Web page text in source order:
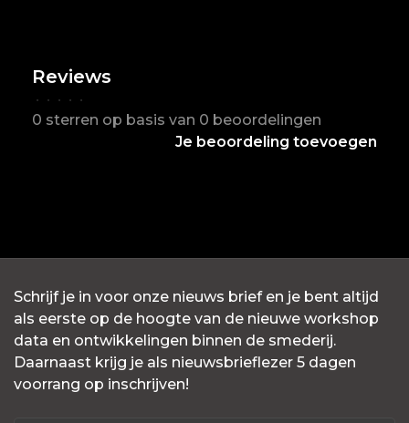
Reviews
• • • • •
0 sterren op basis van 0 beoordelingen
Je beoordeling toevoegen
Schrijf je in voor onze nieuws brief en je bent altijd
als eerste op de hoogte van de nieuwe workshop
data en ontwikkelingen binnen de smederij.
Daarnaast krijg je als nieuwsbrieflezer 5 dagen
voorrang op inschrijven!